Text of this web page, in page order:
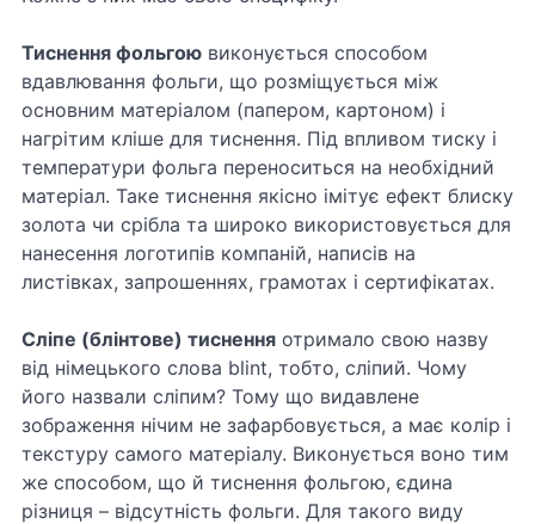
Тиснення фольгою виконується способом
вдавлювання фольги, що розміщується між
основним матеріалом (папером, картоном) і
нагрітим кліше для тиснення. Під впливом тиску і
температури фольга переноситься на необхідний
матеріал. Таке тиснення якісно імітує ефект блиску
золота чи срібла та широко використовується для
нанесення логотипів компаній, написів на
листівках, запрошеннях, грамотах і сертифікатах.
Сліпе (блінтове) тиснення отримало свою назву
від німецького слова blint, тобто, сліпий. Чому
його назвали сліпим? Тому що видавлене
зображення нічим не зафарбовується, а має колір і
текстуру самого матеріалу. Виконується воно тим
же способом, що й тиснення фольгою, єдина
різниця – відсутність фольги. Для такого виду